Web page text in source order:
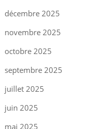
décembre 2025
novembre 2025
octobre 2025
septembre 2025
juillet 2025
juin 2025
mai 2025